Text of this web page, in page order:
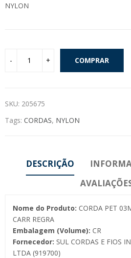
NYLON
COMPRAR
SKU: 205675
Tags: CORDAS, NYLON
DESCRIÇÃO
Nome do Produto: CORDA PET
CARR REGRA
Embalagem (Volume): CR
Fornecedor: SUL CORDAS E FIOS
LTDA (919700)